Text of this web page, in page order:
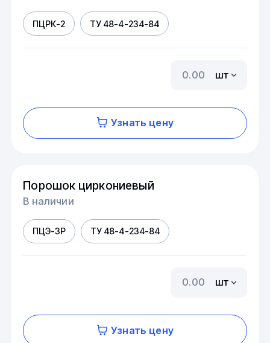
ПЦРК-2 ТУ 48-4-234-84
шт
Узнать цену
Порошок циркониевый
В наличии
ПЦЭ-3Р ТУ 48-4-234-84
шт
Узнать цену